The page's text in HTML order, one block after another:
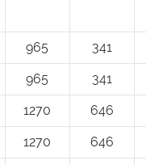
965 341
965 341
1270 646
1270 646